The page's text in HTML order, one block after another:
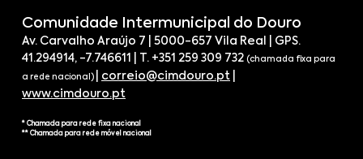
Comunidade Intermunicipal do Douro
Av. Carvalho Araújo 7 | 5000-657 Vila Real | GPS.
41.294914, -7.746611 | T. +351 259 309 732 (chamada fixa para
a rede nacional) correio@cimdouro.pt
www.cimdouro.pt
* Chamada para rede fixa nacional
** Chamada para rede móvel nacional